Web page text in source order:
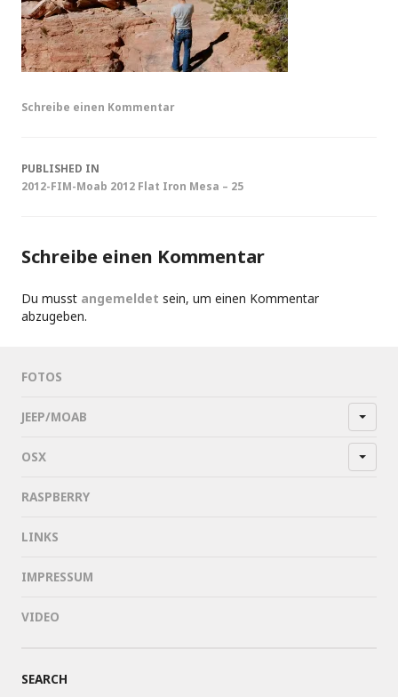
Schreibe einen Kommentar
Post
PUBLISHED IN
2012-FIM-Moab 2012 Flat Iron Mesa – 25
Schreibe einen Kommentar
Du musst angemeldet sein, um einen Kommentar
abzugeben.
FOTOS
JEEP/MOAB
OSX
RASPBERRY
LINKS
IMPRESSUM
VIDEO
SEARCH